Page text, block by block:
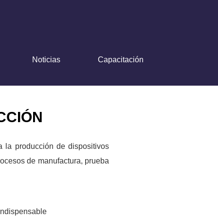
Noticias Capacitación
la producción de dispositivos
de manufactura, prueba